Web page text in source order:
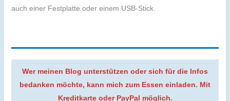
auch einer Festplatte oder einem USB-Stick.
Wer meinen Blog unterstützen oder sich für die Infos
bedanken möchte, kann mich zum Essen einladen. Mit
Kreditkarte oder PayPal möglich.